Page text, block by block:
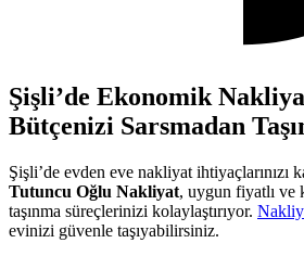
Şişli’de Ekonomik
Bütçenizi Sarsmadan
Şişli’de evden eve nakliyat ihtiyaçlarınızı
Tutuncu Oğlu Nakliyat, uygun fiyatlı ve
taşınma süreçlerinizi kolaylaştırıyor.
evinizi güvenle taşıyabilirsiniz.